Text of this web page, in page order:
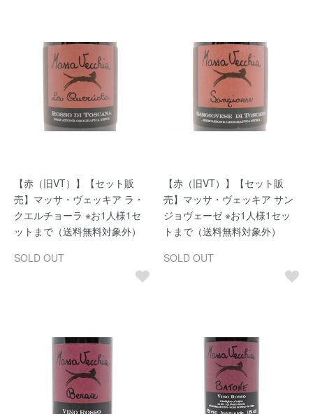
【赤（旧VT）】【セット販
売】マッサ・ヴェッキア ラ・
クエルチョーラ ※お1人様1セ
ットまで（送料無料対象外）
SOLD OUT
【赤（旧VT）】【セット販
売】マッサ・ヴェッキア サン
ジョヴェーゼ ※お1人様1セッ
トまで（送料無料対象外）
SOLD OUT